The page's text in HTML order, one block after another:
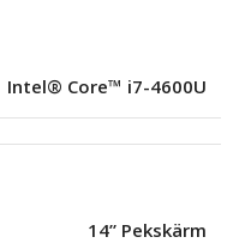
Intel® Core™ i7-4600U
14” Pekskärm